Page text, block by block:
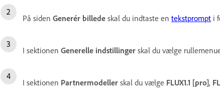
På siden Generér billede skal du indtaste en tekstprompt i
I sektionen Generelle indstillinger skal du vælge
I sektionen Partnermodeller skal du vælge FLUX1.1 [pro],